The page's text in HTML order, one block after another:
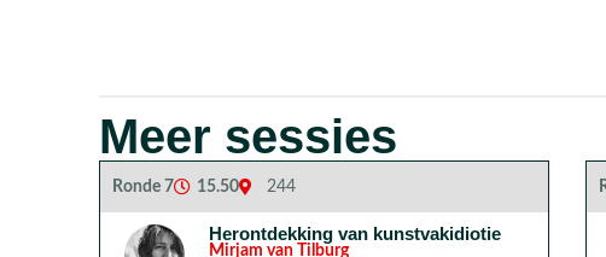
Meer sessies
Ronde 7 15.50 244
Herontdekking van kunstvakidiotie
Mirjam van Tilburg